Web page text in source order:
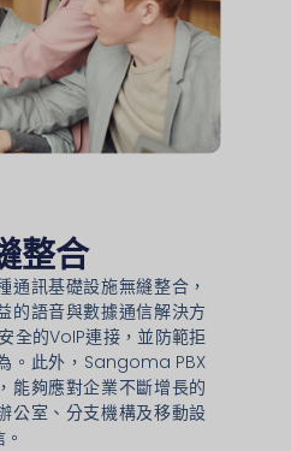
整合
訊基礎設施無縫整合，
的語音與數據通信解決方
全的VoIP連接，並防範拒
。此外，Sangoma PBX
能夠應對企業不斷增長的
公室、分支機構及移動設